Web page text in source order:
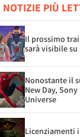
NOTIZIE PIÙ
Il prossimo
sarà visibile su
Nonostante il
New Day,
Universe
Licenziamenti